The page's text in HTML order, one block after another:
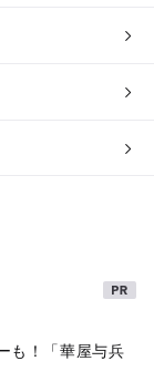
も！「華屋与兵